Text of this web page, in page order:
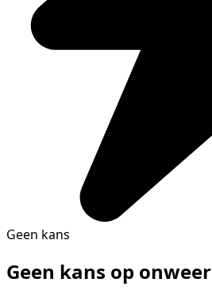
Geen kans
Geen kans op onweer